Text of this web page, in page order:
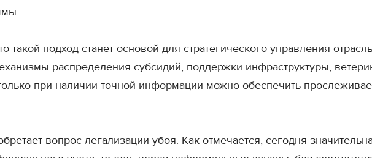
такой подход станет основой для стратегического управления
распределения субсидий, поддержки инфраструктуры,
при наличии точной информации можно обеспечить
вопрос легализации убоя. Как отмечается, сегодня